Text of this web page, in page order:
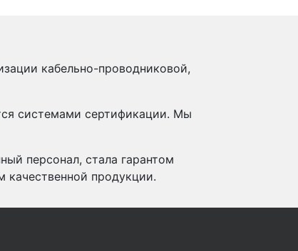
кабельно-проводниковой,
системами сертификации. Мы
персонал, стала гарантом
качественной продукции.